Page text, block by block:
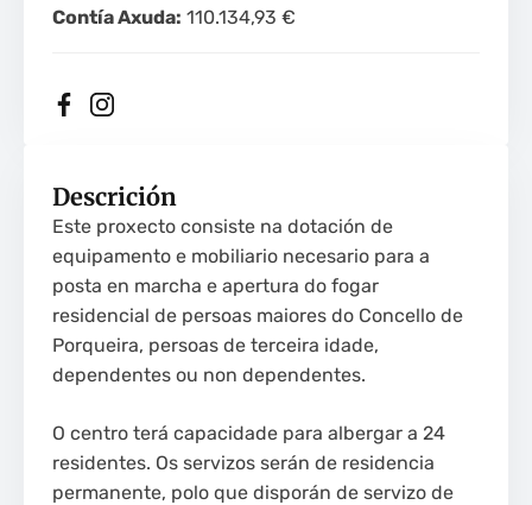
Contía Axuda: 110.134,93 €
Descrición
Este proxecto consiste na dotación de
equipamento e mobiliario necesario para a
posta en marcha e apertura do fogar
residencial de persoas maiores do Concello de
Porqueira, persoas de terceira idade,
dependentes ou non dependentes.
O centro terá capacidade para albergar a 24
residentes. Os servizos serán de residencia
permanente, polo que disporán de servizo de